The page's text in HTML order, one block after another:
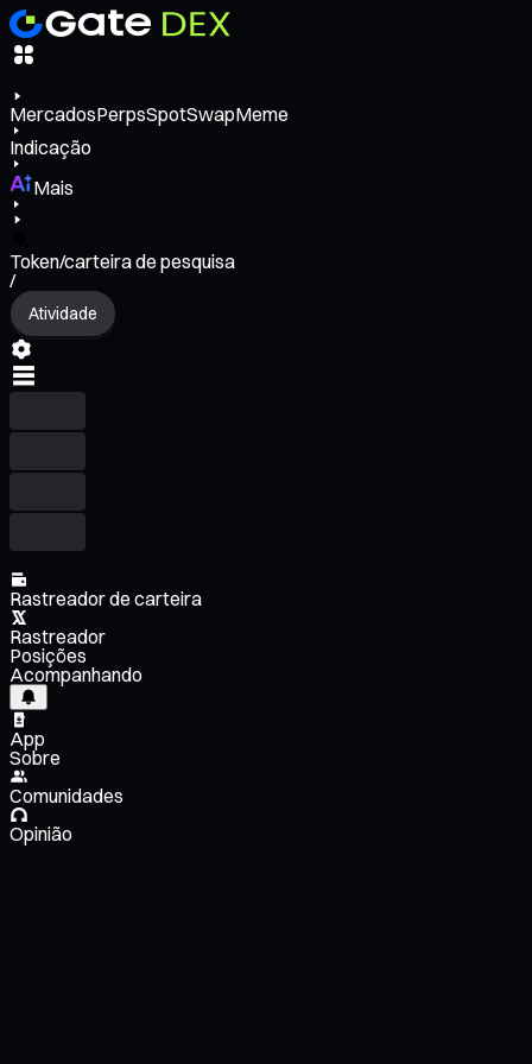
MercadosPerpsSpotSwapMeme
Indicação
Mais
Token/carteira de pesquisa
/
Atividade
Rastreador de carteira
Rastreador
Posições
Acompanhando
App
Sobre
Comunidades
Opinião